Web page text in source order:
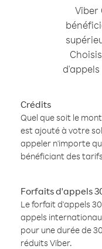
Viber
Crédits
Quel que soit le
est ajouté à votre
appeler n'importe
bénéficiant des
Forfaits d'appels
Le forfait d'appels
appels
pour une durée de
réduits Viber.